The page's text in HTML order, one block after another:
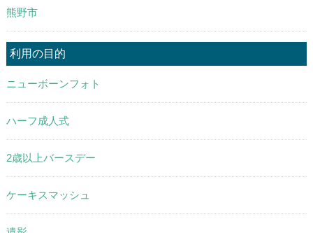
熊野市
利用の目的
ニューボーンフォト
ハーフ成人式
2歳以上バースデー
ケーキスマッシュ